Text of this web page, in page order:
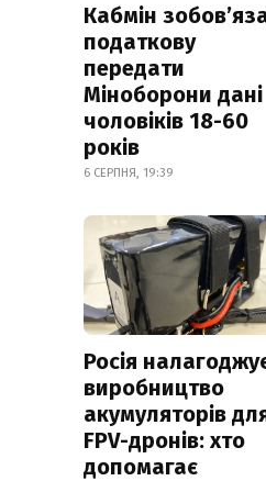
Кабмін
податкову
передати
Міноборони дані
чоловіків 18-60
років
6 СЕРПНЯ, 19:39
Росія
виробництво
акумуляторів
FPV-дронів: хто
допомагає